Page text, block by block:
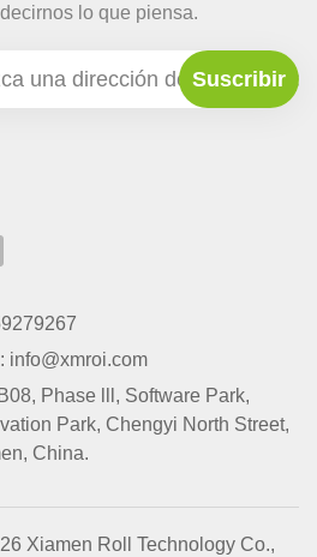
lo que piensa.
info@xmroi.com
Phase lll, Software Park,
Park, Chengyi North Street,
China.
Xiamen Roll Technology Co.,